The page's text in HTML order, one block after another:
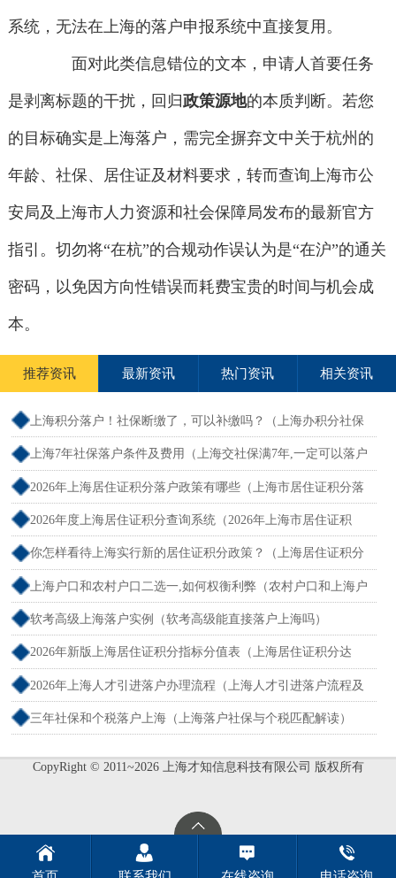
系统，无法在上海的落户申报系统中直接复用。
面对此类信息错位的文本，申请人首要任务
是剥离标题的干扰，回归政策源地的本质判断。若您
的目标确实是上海落户，需完全摒弃文中关于杭州的
年龄、社保、居住证及材料要求，转而查询上海市公
安局及上海市人力资源和社会保障局发布的最新官方
指引。切勿将“在杭”的合规动作误认为是“在沪”的通关
密码，以免因方向性错误而耗费宝贵的时间与机会成
本。
推荐资讯 最新资讯 热门资讯 相关资讯
上海积分落户！社保断缴了，可以补缴吗？（上海办积分社保
断交需要重新计算吗）
上海7年社保落户条件及费用（上海交社保满7年,一定可以落户
吗？）
2026年上海居住证积分落户政策有哪些（上海市居住证积分落
户政策2026年）
2026年度上海居住证积分查询系统（2026年上海市居住证积
分）
你怎样看待上海实行新的居住证积分政策？（上海居住证积分
新规）
上海户口和农村户口二选一,如何权衡利弊（农村户口和上海户
口哪个值钱）
软考高级上海落户实例（软考高级能直接落户上海吗）
2026年新版上海居住证积分指标分值表（上海居住证积分达
标）
2026年上海人才引进落户办理流程（上海人才引进落户流程及
所需时间）
三年社保和个税落户上海（上海落户社保与个税匹配解读）
CopyRight © 2011~2026 上海才知信息科技有限公司 版权所有